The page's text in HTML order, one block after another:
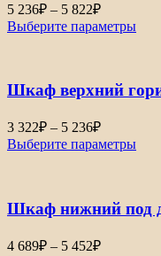
5 236₽ – 5 822₽Диапазон
цен:
5
5
Выберите параметры
Шкаф верхний
3 322₽ – 5 236₽Диапазон
цен:
3
5
Выберите параметры
Шкаф нижний под
4 689₽ – 5 452₽Диапазон